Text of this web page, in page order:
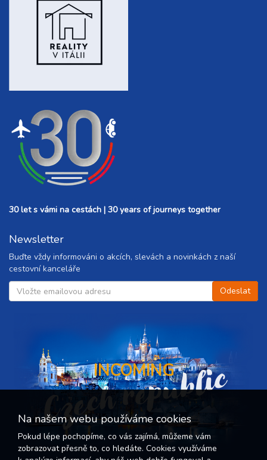
30 let s vámi na cestách | 30 years of journeys together
Newsletter
Buďte vždy informováni o akcích, slevách a novinkách z naší
cestovní kanceláře
INCOMING
Czech republic
Na našem webu používáme cookies
Pokud lépe pochopíme, co vás zajímá, můžeme vám
zobrazovat přesně to, co hledáte. Cookies využíváme